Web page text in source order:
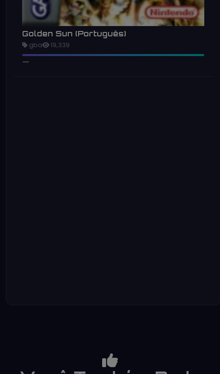
Golden Sun (Português)
gba 19,339